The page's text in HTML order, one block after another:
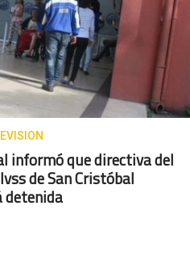
informó que directiva del
de San Cristóbal
detenida